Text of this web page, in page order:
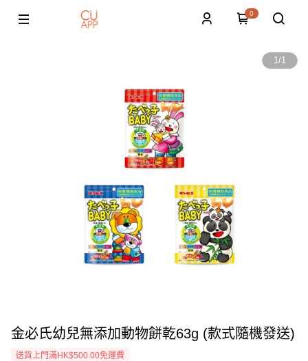
0
1/1
金必氏幼兒無添加動物餅乾63g (款式隨機發送)
送貨上門滿HK$500.00免運費